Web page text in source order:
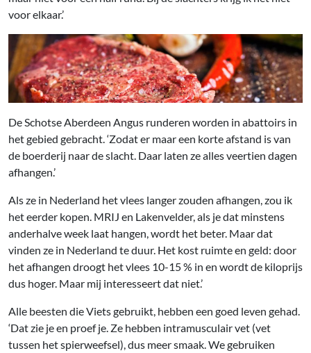
voor elkaar.’
De Schotse Aberdeen Angus runderen worden in abattoirs in
het gebied gebracht. ‘Zodat er maar een korte afstand is van
de boerderij naar de slacht. Daar laten ze alles veertien dagen
afhangen.’
Als ze in Nederland het vlees langer zouden afhangen, zou ik
het eerder kopen. MRIJ en Lakenvelder, als je dat minstens
anderhalve week laat hangen, wordt het beter. Maar dat
vinden ze in Nederland te duur. Het kost ruimte en geld: door
het afhangen droogt het vlees 10-15 % in en wordt de kiloprijs
dus hoger. Maar mij interesseert dat niet.’
Alle beesten die Viets gebruikt, hebben een goed leven gehad.
‘Dat zie je en proef je. Ze hebben intramusculair vet (vet
tussen het spierweefsel), dus meer smaak. We gebruiken